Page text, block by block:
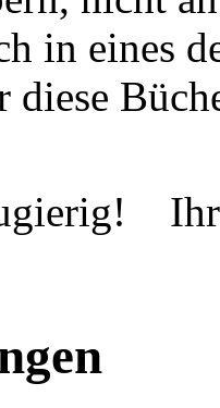
in eines
diese